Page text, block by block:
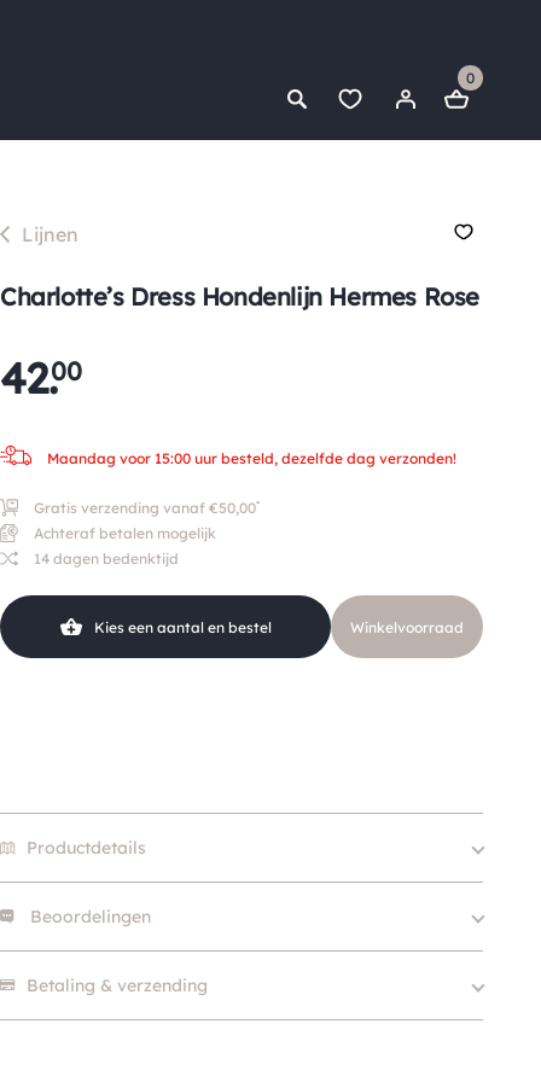
0
Lijnen
Charlotte’s Dress Hondenlijn Hermes Rose
42.00
Maandag voor 15:00 uur besteld, dezelfde dag verzonden!
Gratis verzending vanaf €50,00*
Achteraf betalen mogelijk
14 dagen bedenktijd
Kies een aantal en bestel Winkelvoorraad
Productdetails
Beoordelingen
Betaling & verzending